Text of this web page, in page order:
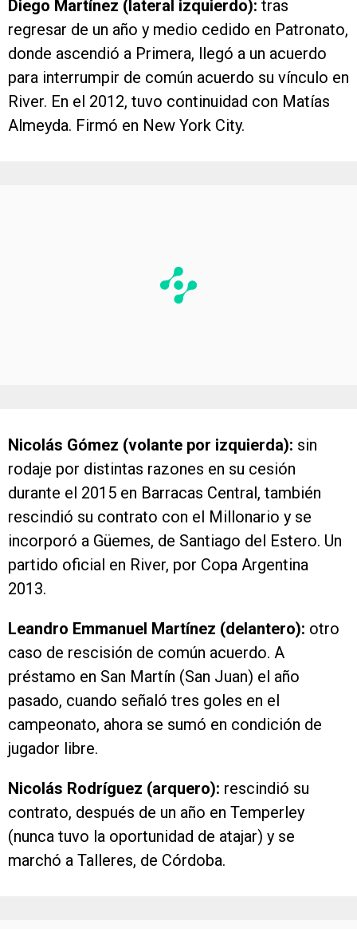
Diego Martínez (lateral izquierdo): tras
regresar de un año y medio cedido en Patronato,
donde ascendió a Primera, llegó a un acuerdo
para interrumpir de común acuerdo su vínculo en
River. En el 2012, tuvo continuidad con Matías
Almeyda. Firmó en New York City.
Nicolás Gómez (volante por izquierda): sin
rodaje por distintas razones en su cesión
durante el 2015 en Barracas Central, también
rescindió su contrato con el Millonario y se
incorporó a Güemes, de Santiago del Estero. Un
partido oficial en River, por Copa Argentina
2013.
Leandro Emmanuel Martínez (delantero): otro
caso de rescisión de común acuerdo. A
préstamo en San Martín (San Juan) el año
pasado, cuando señaló tres goles en el
campeonato, ahora se sumó en condición de
jugador libre.
Nicolás Rodríguez (arquero): rescindió su
contrato, después de un año en Temperley
(nunca tuvo la oportunidad de atajar) y se
marchó a Talleres, de Córdoba.